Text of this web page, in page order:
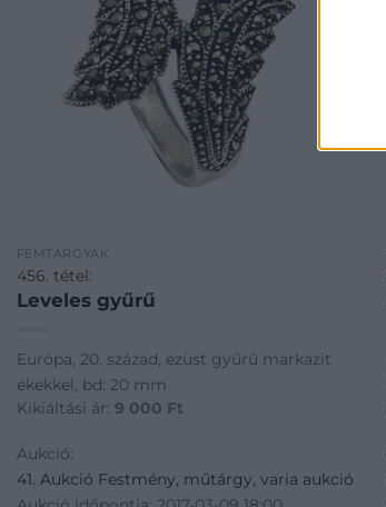
FÉMTÁRGYAK
456. tétel:
Leveles gyűrű
Európa, 20. század, ezüst gyűrű markazit
ékekkel, bd: 20 mm
Kikiáltási ár: 9 000 Ft
Aukció:
41. Aukció Festmény, műtárgy, varia aukció